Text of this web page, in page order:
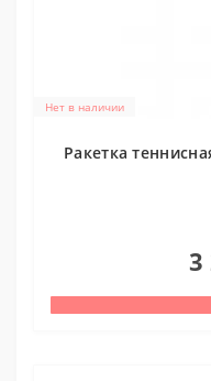
Нет в наличии
Ракетка
3